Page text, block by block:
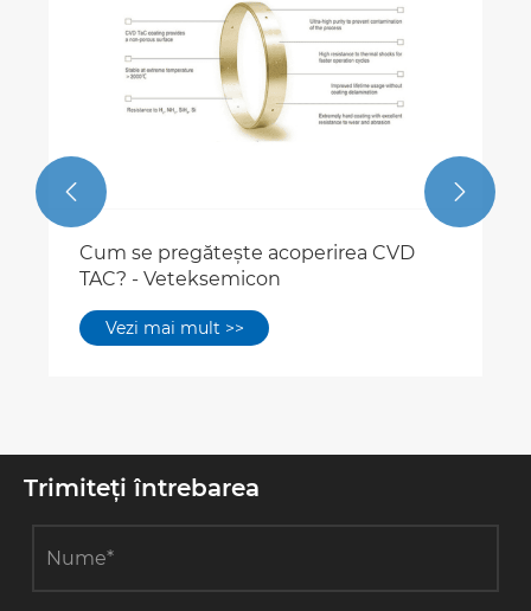
Cum se pregătește acoperirea CVD
TAC? - Veteksemicon
Vezi mai mult >>
 
Trimiteți întrebarea